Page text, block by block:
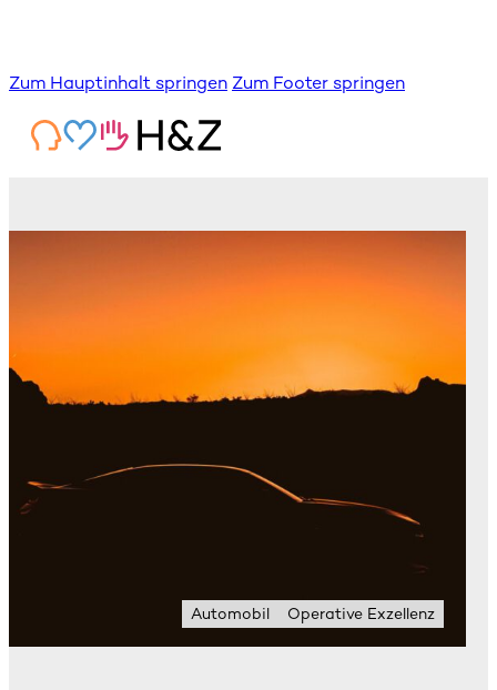
Zum Hauptinhalt springen Zum Footer springen
Automobil Operative Exzellenz